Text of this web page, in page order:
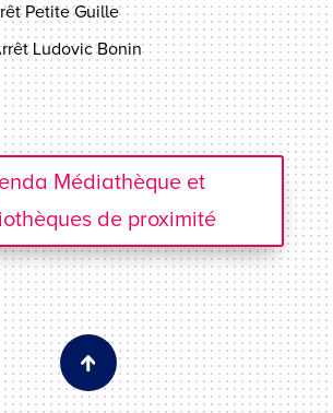
Petite Guille
Ludovic Bonin
Médiathèque et
de proximité